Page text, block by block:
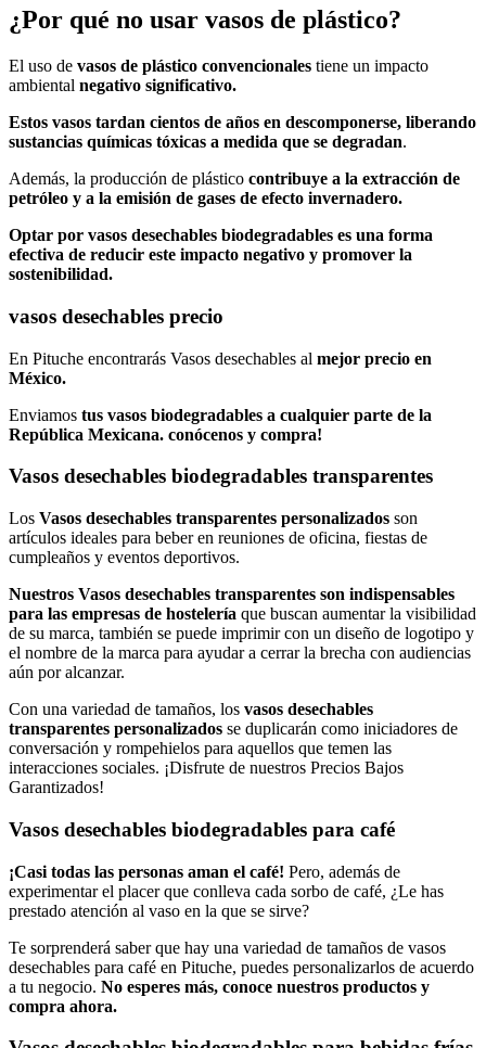
¿Por qué no usar vasos de plástico?
El uso de vasos de plástico convencionales tiene un impacto
ambiental negativo significativo.
Estos vasos tardan cientos de años en descomponerse, liberando
sustancias químicas tóxicas a medida que se degradan.
Además, la producción de plástico contribuye a la extracción de
petróleo y a la emisión de gases de efecto invernadero.
Optar por vasos desechables biodegradables es una forma
efectiva de reducir este impacto negativo y promover la
sostenibilidad.
vasos desechables precio
En Pituche encontrarás Vasos desechables al mejor precio en
México.
Enviamos tus vasos biodegradables a cualquier parte de la
República Mexicana. conócenos y compra!
Vasos desechables biodegradables transparentes
Los Vasos desechables transparentes personalizados son
artículos ideales para beber en reuniones de oficina, fiestas de
cumpleaños y eventos deportivos.
Nuestros Vasos desechables transparentes son indispensables
para las empresas de hostelería que buscan aumentar la visibilidad
de su marca, también se puede imprimir con un diseño de logotipo y
el nombre de la marca para ayudar a cerrar la brecha con audiencias
aún por alcanzar.
Con una variedad de tamaños, los vasos desechables
transparentes personalizados se duplicarán como iniciadores de
conversación y rompehielos para aquellos que temen las
interacciones sociales. ¡Disfrute de nuestros Precios Bajos
Garantizados!
Vasos desechables biodegradables para café
¡Casi todas las personas aman el café! Pero, además de
experimentar el placer que conlleva cada sorbo de café, ¿Le has
prestado atención al vaso en la que se sirve?
Te sorprenderá saber que hay una variedad de tamaños de vasos
desechables para café en Pituche, puedes personalizarlos de acuerdo
a tu negocio. No esperes más, conoce nuestros productos y
compra ahora.